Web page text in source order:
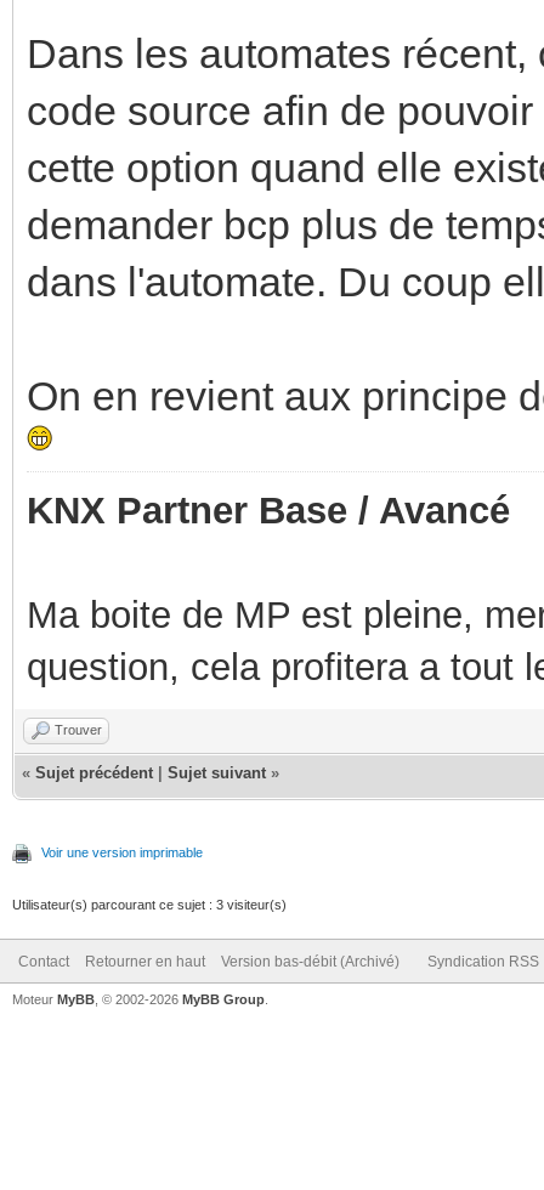
Dans les automates
code source afin de
cette option quand elle
demander bcp plus de
dans l'automate. Du coup
On en revient aux principe
KNX Partner Base / Avancé
Ma boite de MP est pleine,
question, cela profitera a tout
Trouver
« Sujet précédent Sujet suivant »
Voir une version imprimable
Utilisateur(s) parcourant ce sujet : 3 visiteur(s)
Contact Retourner en haut Version bas-débit (Archivé) Syndication RSS
Moteur MyBB , © 2002-2026 MyBB Group